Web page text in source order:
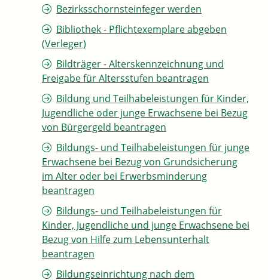
Bezirksschornsteinfeger werden
Bibliothek - Pflichtexemplare abgeben
(Verleger)
Bildträger - Alterskennzeichnung und
Freigabe für Altersstufen beantragen
Bildung und Teilhabeleistungen für Kinder,
Jugendliche oder junge Erwachsene bei Bezug
von Bürgergeld beantragen
Bildungs- und Teilhabeleistungen für junge
Erwachsene bei Bezug von Grundsicherung
im Alter oder bei Erwerbsminderung
beantragen
Bildungs- und Teilhabeleistungen für
Kinder, Jugendliche und junge Erwachsene bei
Bezug von Hilfe zum Lebensunterhalt
beantragen
Bildungseinrichtung nach dem